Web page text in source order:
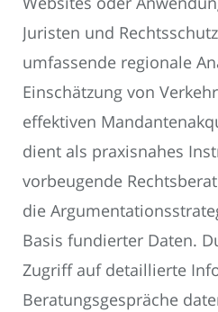
Juristen und
umfassende regionale
Einschätzung von
effektiven
dient als praxisnahes
vorbeugende
die
Basis fundierter Daten.
Zugriff auf detaillierte
Beratungsgespräche